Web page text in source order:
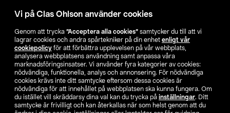
Vi på Clas Ohlson använder cookies
Genom att trycka ”Acceptera alla cookies” samtycker du till att vi
lagrar cookies och andra spårtekniker på din enhet enligt vår
cookiepolicy för att förbättra upplevelsen på vår webbplats,
analysera webbplatsens användning samt anpassa våra
marknadsföringsinsatser. Vi använder fyra kategorier av cookies:
nödvändiga, funktionella, analys och annonsering. För nödvändiga
cookies krävs inte ditt samtycke eftersom dessa cookies är
nödvändiga för att innehållet på webbplatsen ska kunna fungera. Om
du istället vill skräddarsy dina val kan du trycka på inställningar. Ditt
samtycke är frivilligt och kan återkallas när som helst genom att du
Hitta butik
SE NO FI